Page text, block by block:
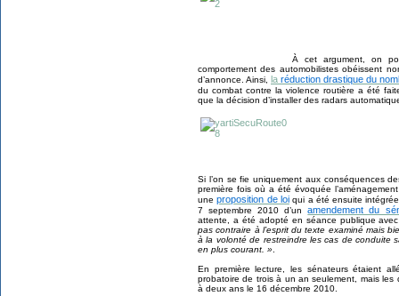
À cet argument, on
comportement des automobilistes obéissent
d’annonce. Ainsi, la réduction drastique du
du combat contre la violence routière a été
que la décision d’installer des radars
Si l’on se fie uniquement aux conséquences
première fois où a été évoquée
uneproposition de loiqui a été ensuite
7 septembre 2010 d’unamendement du
attente, a été adopté en séance publique
pas contraire à l’esprit du texte examiné mais
à la volonté de restreindre les cas de conduite
en plus courant. ».
En première lecture, les sénateurs étaient
probatoire de trois à un an seulement, mais les
à deux ans le 16 décembre 2010.